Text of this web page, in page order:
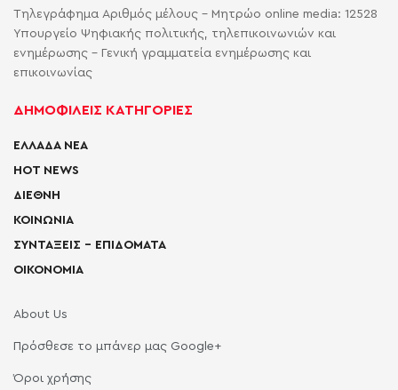
Τηλεγράφημα Αριθμός μέλους - Μητρώο online media: 12528
Υπουργείο Ψηφιακής πολιτικής, τηλεπικοινωνιών και
ενημέρωσης - Γενική γραμματεία ενημέρωσης και
επικοινωνίας
ΔΗΜΟΦΙΛΕΙΣ ΚΑΤΗΓΟΡΙΕΣ
ΕΛΛΑΔΑ ΝΕΑ
HOT NEWS
ΔΙΕΘΝΗ
ΚΟΙΝΩΝΙΑ
ΣΥΝΤΑΞΕΙΣ – ΕΠΙΔΟΜΑΤΑ
ΟΙΚΟΝΟΜΙΑ
About Us
Πρόσθεσε το μπάνερ μας Google+
Όροι χρήσης